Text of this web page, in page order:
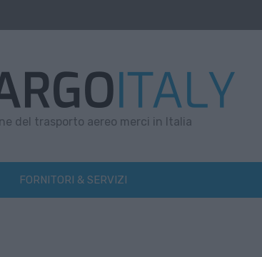
del trasporto aereo merci in Italia
FORNITORI & SERVIZI